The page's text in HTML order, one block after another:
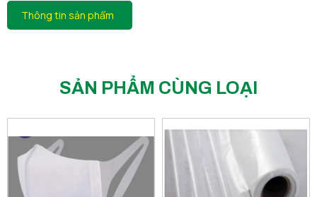
Thông tin sản phẩm
SẢN PHẨM CÙNG LOẠI